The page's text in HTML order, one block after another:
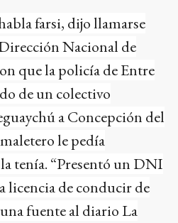
farsi, dijo llamarse
Nacional de
que la policía de Entre
de un colectivo
a Concepción del
le pedía
tenía. “Presentó un DNI
licencia de conducir de
fuente al diario La